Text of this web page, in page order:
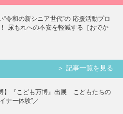
令和の新シニア世代”の 応援活動プロ
尿もれへの不安を軽減する［おでか
＞ 記事一覧を見る
】『こども万博』出展 こどもたちの
ナー体験”／